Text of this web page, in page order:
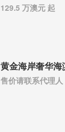
129.5 万澳元 起
黄金海岸奢华
售价请联系代理人